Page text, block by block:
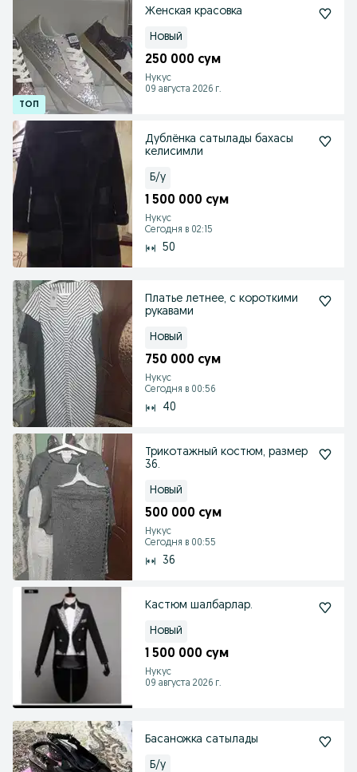
Женская красовка
Новый
250 000 сум
Нукус
09 августа 2026 г.
Дублёнка сатылады бахасы
келисимли
Б/у
1 500 000 сум
Нукус
Сегодня в 02:15
50
Платье летнее, с короткими
рукавами
Новый
750 000 сум
Нукус
Сегодня в 00:56
40
Трикотажный костюм, размер
36.
Новый
500 000 сум
Нукус
Сегодня в 00:55
36
Кастюм шалбарлар.
Новый
1 500 000 сум
Нукус
09 августа 2026 г.
Басаножка сатылады
Б/у